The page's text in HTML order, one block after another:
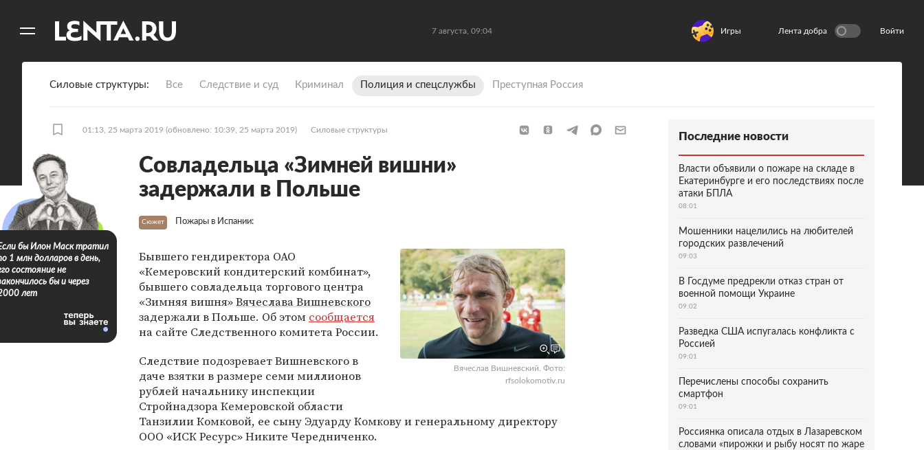
7 августа, 09:04 Игры Лента добра Войти
Силовые структуры Все Следствие и суд Криминал Полиция и спецслужбы Преступная Россия
01:13, 25 марта 2019 (обновлено: 10:39, 25 марта 2019) Силовые структуры
Совладельца «Зимней вишни»
задержали в Польше
Сюжет Пожары в Испании:
Вячеслав Вишневский. Фото:
rfsolokomotiv.ru
Бывшего гендиректора ОАО
«Кемеровский кондитерский комбинат»,
бывшего совладельца торгового центра
«Зимняя вишня»Вячеслава Вишневского
задержали в Польше. Об этом сообщается
на сайте Следственного комитета России.
Следствие подозревает Вишневского в
даче взятки в размере семи миллионов
рублей начальнику инспекции
Стройнадзора Кемеровской области
Танзилии Комковой, ее сыну Эдуарду Комкову и генеральному директору
ООО «ИСК Ресурс» Никите Чередниченко.
бы Илон Маск тратил
1 млн долларов в день,
состояние не
бы и через
лет
Последние новости
Власти объявили о пожаре на складе в
Екатеринбурге и его последствиях после
атаки БПЛА
08:01
Мошенники нацелились на любителей
городских развлечений
09:03
В Госдуме предрекли отказ стран от
военной помощи Украине
09:02
Разведка США испугалась конфликта с
Россией
09:01
Перечислены способы сохранить
смартфон
09:01
Россиянка описала отдых в Лазаревском
словами «пирожки и рыбу носят по жаре